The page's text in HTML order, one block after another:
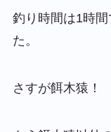
釣り時間は1時
た。
さすが餌木猿！